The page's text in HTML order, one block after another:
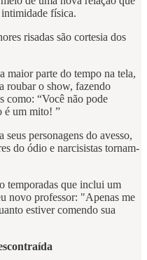
física.
risadas são cortesia dos
maior parte do tempo na tela,
roubar o show, fazendo
como: “Você não pode
é um mito! ”
personagens do avesso,
do ódio e narcisistas tornam-
temporadas que inclui um
novo professor: "Apenas me
estiver comendo sua